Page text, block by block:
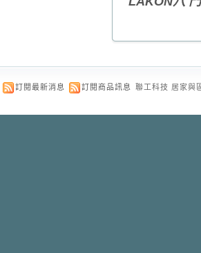
訂閱最新消息 訂閱商品訊息 聯工科技 居家